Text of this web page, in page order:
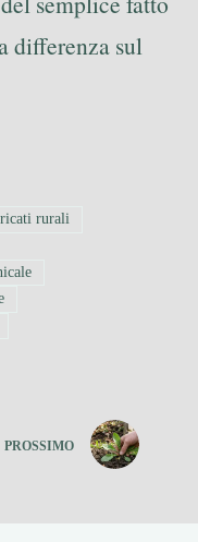
differenza sul
rurali
PROSSIMO